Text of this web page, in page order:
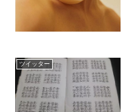
ツイッター